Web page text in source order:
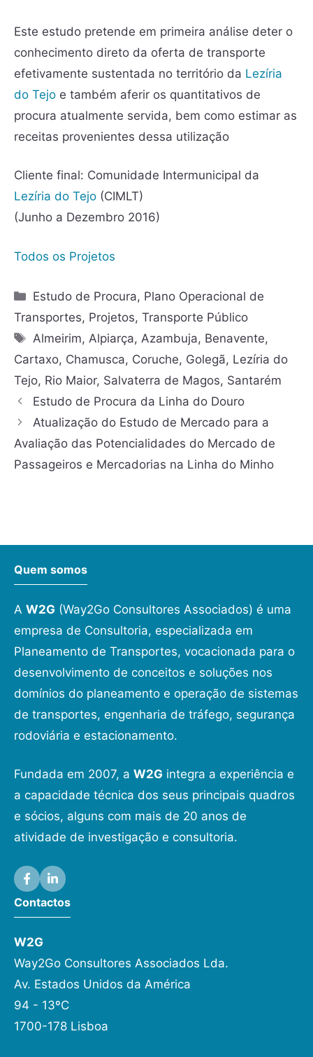
Este estudo pretende em primeira análise deter o
conhecimento direto da oferta de transporte
efetivamente sustentada no território da Lezíria
do Tejo e também aferir os quantitativos de
procura atualmente servida, bem como estimar as
receitas provenientes dessa utilização
Cliente final: Comunidade Intermunicipal da
Lezíria do Tejo (CIMLT)
(Junho a Dezembro 2016)
Todos os Projetos
Estudo de Procura, Plano Operacional de
Transportes, Projetos, Transporte Público
Almeirim, Alpiarça, Azambuja, Benavente,
Cartaxo, Chamusca, Coruche, Golegã, Lezíria do
Tejo, Rio Maior, Salvaterra de Magos, Santarém
Estudo de Procura da Linha do Douro
Atualização do Estudo de Mercado para a
Avaliação das Potencialidades do Mercado de
Passageiros e Mercadorias na Linha do Minho
Quem somos
A W2G (Way2Go Consultores Associados) é uma
empresa de Consultoria, especializada em
Planeamento de Transportes, vocacionada para o
desenvolvimento de conceitos e soluções nos
domínios do planeamento e operação de sistemas
de transportes, engenharia de tráfego, segurança
rodoviária e estacionamento.
Fundada em 2007, a W2G integra a experiência e
a capacidade técnica dos seus principais quadros
e sócios, alguns com mais de 20 anos de
atividade de investigação e consultoria.
Contactos
W2G
Way2Go Consultores Associados Lda.
Av. Estados Unidos da América
94 - 13ºC
1700-178 Lisboa